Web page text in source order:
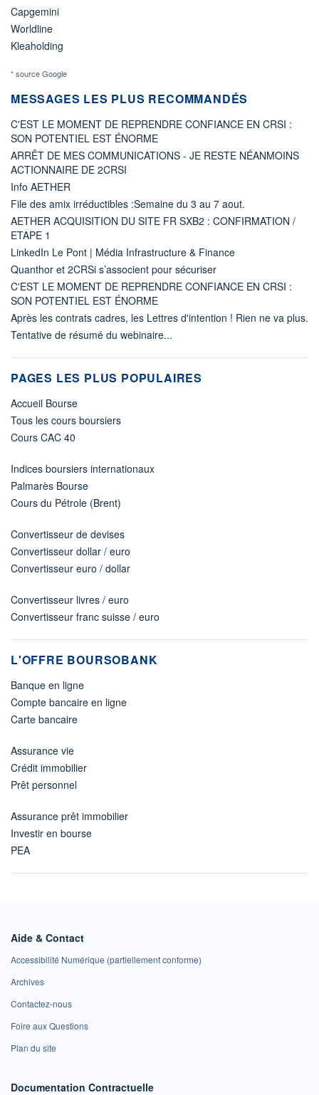
Capgemini
Worldline
Kleaholding
* source Google
MESSAGES LES PLUS RECOMMANDÉS
C'EST LE MOMENT DE REPRENDRE CONFIANCE EN CRSI :
SON POTENTIEL EST ÉNORME
ARRÊT DE MES COMMUNICATIONS - JE RESTE NÉANMOINS
ACTIONNAIRE DE 2CRSI
Info AETHER
File des amix irréductibles :Semaine du 3 au 7 aout.
AETHER ACQUISITION DU SITE FR SXB2 : CONFIRMATION /
ETAPE 1
LinkedIn Le Pont | Média Infrastructure & Finance
Quanthor et 2CRSi s’associent pour sécuriser
C'EST LE MOMENT DE REPRENDRE CONFIANCE EN CRSI :
SON POTENTIEL EST ÉNORME
Après les contrats cadres, les Lettres d'intention ! Rien ne va plus.
Tentative de résumé du webinaire...
PAGES LES PLUS POPULAIRES
Accueil Bourse
Tous les cours boursiers
Cours CAC 40
Indices boursiers internationaux
Palmarès Bourse
Cours du Pétrole (Brent)
Convertisseur de devises
Convertisseur dollar / euro
Convertisseur euro / dollar
Convertisseur livres / euro
Convertisseur franc suisse / euro
L'OFFRE BOURSOBANK
Banque en ligne
Compte bancaire en ligne
Carte bancaire
Assurance vie
Crédit immobilier
Prêt personnel
Assurance prêt immobilier
Investir en bourse
PEA
Aide & Contact
Accessibilité Numérique (partiellement conforme)
Archives
Contactez-nous
Foire aux Questions
Plan du site
Documentation Contractuelle